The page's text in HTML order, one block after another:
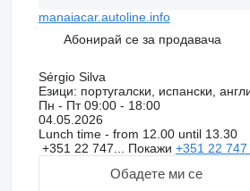
manaiacar.autoline.info
Абонирай се за продавача
Sérgio Silva
Езици: португалски, испански,
Пн - Пт09:00 - 18:00
04.05.2026
Lunch time - from 12.00 until 13.30
+351 22 747... Покажи +351 22
Обадете ми се